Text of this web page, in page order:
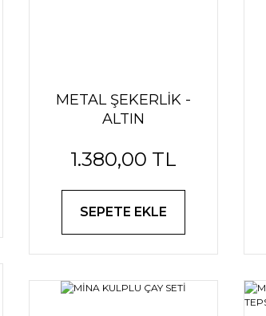
METAL ŞEKERLİK -
ALTIN
1.380,00 TL
SEPETE EKLE